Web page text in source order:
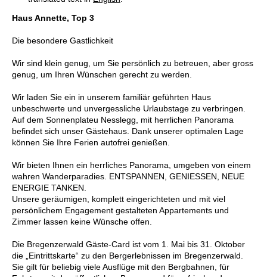
Haus Annette, Top 3
Die besondere Gastlichkeit
Wir sind klein genug, um Sie persönlich zu betreuen, aber gross
genug, um Ihren Wünschen gerecht zu werden.
Wir laden Sie ein in unserem familiär geführten Haus
unbeschwerte und unvergessliche Urlaubstage zu verbringen.
Auf dem Sonnenplateu Nesslegg, mit herrlichen Panorama
befindet sich unser Gästehaus. Dank unserer optimalen Lage
können Sie Ihre Ferien autofrei genießen.
Wir bieten Ihnen ein herrliches Panorama, umgeben von einem
wahren Wanderparadies. ENTSPANNEN, GENIESSEN, NEUE
ENERGIE TANKEN.
Unsere geräumigen, komplett eingerichteten und mit viel
persönlichem Engagement gestalteten Appartements und
Zimmer lassen keine Wünsche offen.
Die Bregenzerwald Gäste-Card ist vom 1. Mai bis 31. Oktober
die „Eintrittskarte“ zu den Bergerlebnissen im Bregenzerwald.
Sie gilt für beliebig viele Ausflüge mit den Bergbahnen, für